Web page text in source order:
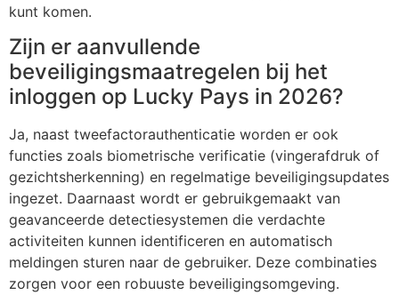
kunt komen.
Zijn er aanvullende
beveiligingsmaatregelen bij het
inloggen op Lucky Pays in 2026?
Ja, naast tweefactorauthenticatie worden er ook
functies zoals biometrische verificatie (vingerafdruk of
gezichtsherkenning) en regelmatige beveiligingsupdates
ingezet. Daarnaast wordt er gebruikgemaakt van
geavanceerde detectiesystemen die verdachte
activiteiten kunnen identificeren en automatisch
meldingen sturen naar de gebruiker. Deze combinaties
zorgen voor een robuuste beveiligingsomgeving.